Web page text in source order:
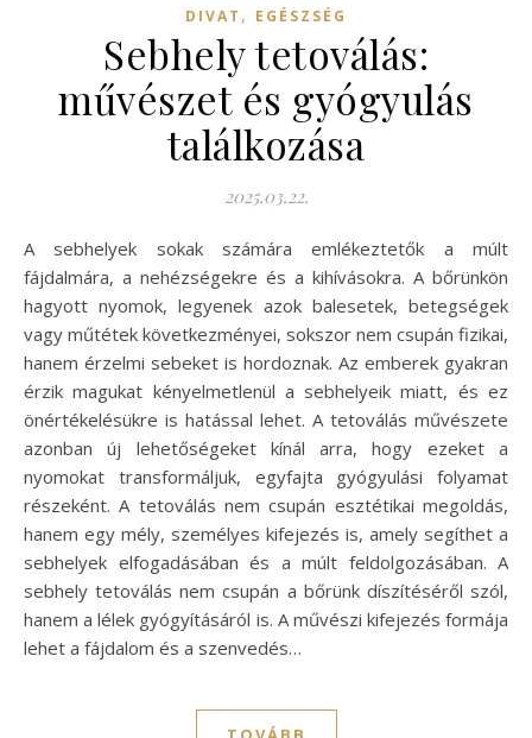
DIVAT , EGÉSZSÉG
Sebhely tetoválás:
művészet és gyógyulás
találkozása
2025.03.22.
A sebhelyek sokak számára emlékeztetők a múlt
fájdalmára, a nehézségekre és a kihívásokra. A bőrünkön
hagyott nyomok, legyenek azok balesetek, betegségek
vagy műtétek következményei, sokszor nem csupán fizikai,
hanem érzelmi sebeket is hordoznak. Az emberek gyakran
érzik magukat kényelmetlenül a sebhelyeik miatt, és ez
önértékelésükre is hatással lehet. A tetoválás művészete
azonban új lehetőségeket kínál arra, hogy ezeket a
nyomokat transformáljuk, egyfajta gyógyulási folyamat
részeként. A tetoválás nem csupán esztétikai megoldás,
hanem egy mély, személyes kifejezés is, amely segíthet a
sebhelyek elfogadásában és a múlt feldolgozásában. A
sebhely tetoválás nem csupán a bőrünk díszítéséről szól,
hanem a lélek gyógyításáról is. A művészi kifejezés formája
lehet a fájdalom és a szenvedés…